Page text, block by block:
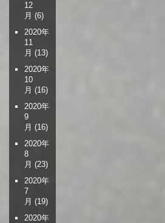
12
月 (6)
2020年
11
月 (13)
2020年
10
月 (16)
2020年
9
月 (16)
2020年
8
月 (23)
2020年
7
月 (19)
2020年